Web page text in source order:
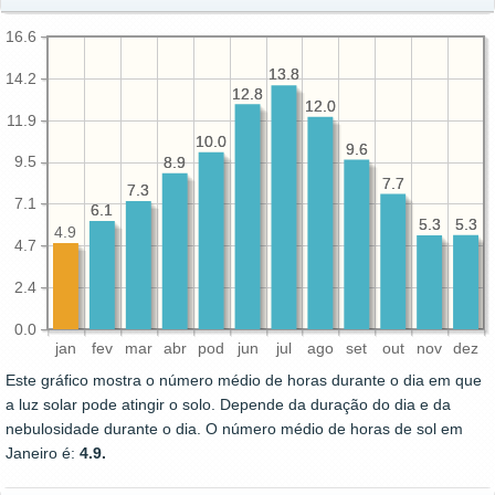
jan fev mar abr pod jun jul ago set out nov dez
0.0
2.4
4.7
7.1
9.5
11.9
14.2
16.6
5.3
5.3
7.7
9.6
12.0
13.8
12.8
10.0
8.9
7.3
6.1
5.3
5.3
7.7
9.6
12.0
13.8
12.8
10.0
8.9
7.3
6.1
4.9
Este gráfico mostra o número médio de horas durante o dia em que
a luz solar pode atingir o solo. Depende da duração do dia e da
nebulosidade durante o dia. O número médio de horas de sol em
Janeiro é: 4.9.